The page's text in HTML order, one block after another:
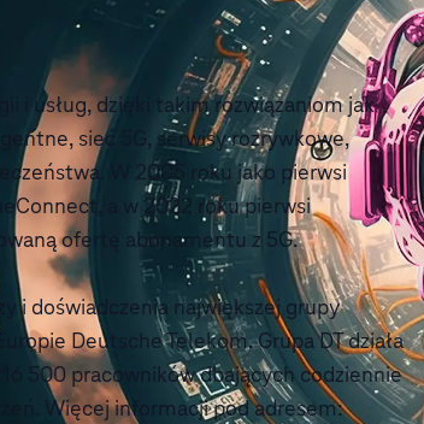
i usług, dzięki takim rozwiązaniom jak
sieć 5G, serwisy rozrywkowe,
W 2005 roku jako pierwsi
a w 2022 roku pierwsi
ofertę abonamentu z 5G.
i doświadczenia największej grupy
Deutsche Telekom. Grupa DT działa
500 pracowników dbających codziennie
Więcej informacji pod adresem: